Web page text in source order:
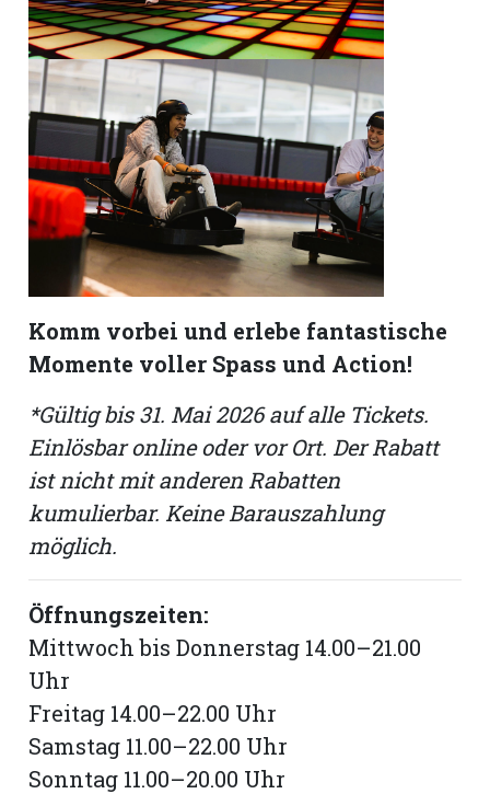
Komm vorbei und erlebe fantastische
Momente voller Spass und Action!
*Gültig bis 31. Mai 2026 auf alle Tickets.
Einlösbar online oder vor Ort. Der Rabatt
ist nicht mit anderen Rabatten
kumulierbar. Keine Barauszahlung
möglich.
Öffnungszeiten:
Mittwoch bis Donnerstag 14.00–21.00
Uhr
Freitag 14.00–22.00 Uhr
Samstag 11.00–22.00 Uhr
Sonntag 11.00–20.00 Uhr